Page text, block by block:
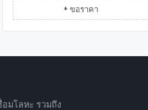
+ ขอราคา
มโลหะ รวมถึง